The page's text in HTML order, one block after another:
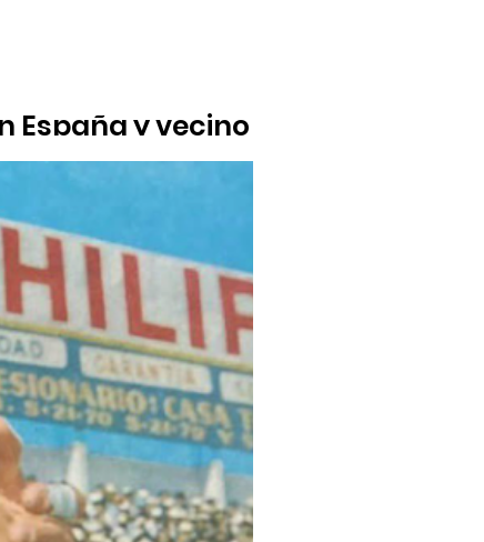
y vecino de
de las Fiestas de la Virgen de la